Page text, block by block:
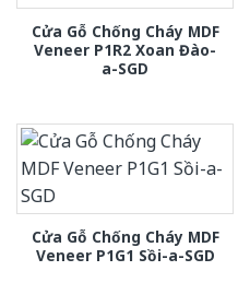
Cửa Gỗ Chống Cháy MDF
Veneer P1R2 Xoan Đào-
a-SGD
Cửa Gỗ Chống Cháy MDF
Veneer P1G1 Sồi-a-SGD